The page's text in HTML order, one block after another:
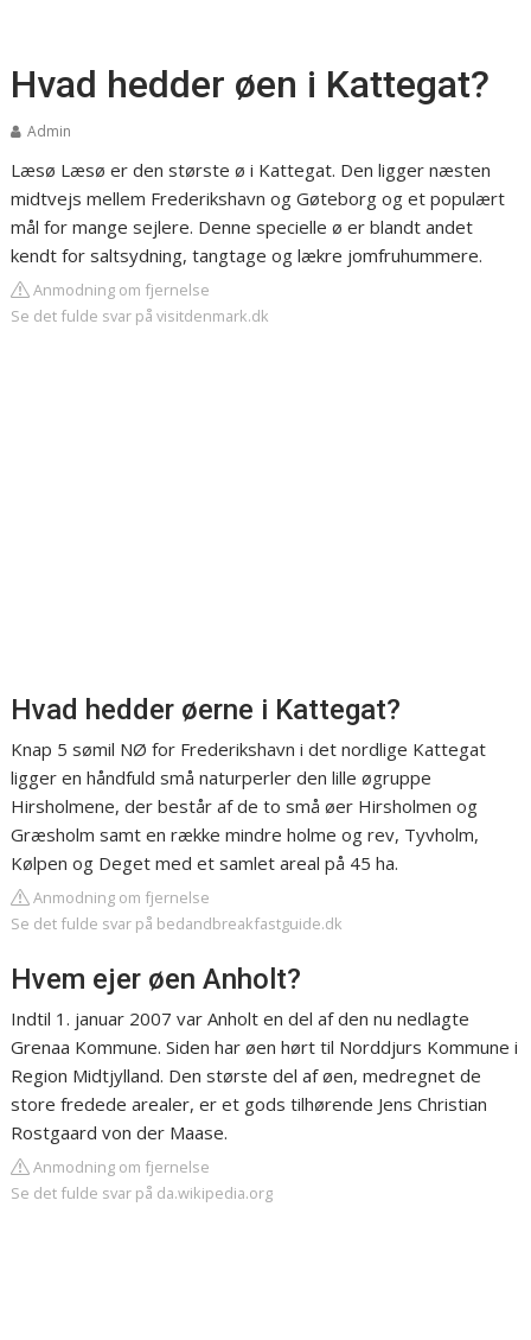
Hvad hedder øen i Kattegat?
Admin
Læsø Læsø er den største ø i Kattegat. Den ligger næsten
midtvejs mellem Frederikshavn og Gøteborg og et populært
mål for mange sejlere. Denne specielle ø er blandt andet
kendt for saltsydning, tangtage og lækre jomfruhummere.
Anmodning om fjernelse
Se det fulde svar på visitdenmark.dk
Hvad hedder øerne i Kattegat?
Knap 5 sømil NØ for Frederikshavn i det nordlige Kattegat
ligger en håndfuld små naturperler den lille øgruppe
Hirsholmene, der består af de to små øer Hirsholmen og
Græsholm samt en række mindre holme og rev, Tyvholm,
Kølpen og Deget med et samlet areal på 45 ha.
Anmodning om fjernelse
Se det fulde svar på bedandbreakfastguide.dk
Hvem ejer øen Anholt?
Indtil 1. januar 2007 var Anholt en del af den nu nedlagte
Grenaa Kommune. Siden har øen hørt til Norddjurs Kommune i
Region Midtjylland. Den største del af øen, medregnet de
store fredede arealer, er et gods tilhørende Jens Christian
Rostgaard von der Maase.
Anmodning om fjernelse
Se det fulde svar på da.wikipedia.org